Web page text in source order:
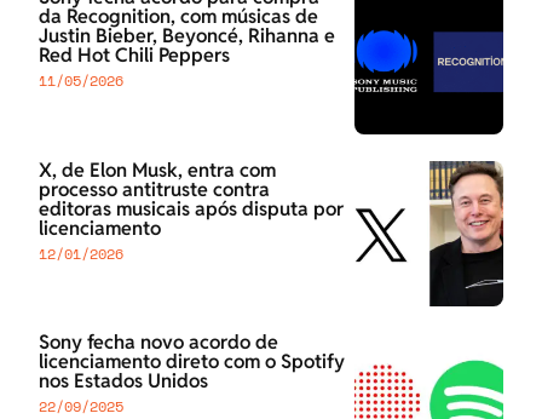
da Recognition, com músicas de
Justin Bieber, Beyoncé, Rihanna e
Red Hot Chili Peppers
11/05/2026
X, de Elon Musk, entra com
processo antitruste contra
editoras musicais após disputa por
licenciamento
12/01/2026
Sony fecha novo acordo de
licenciamento direto com o Spotify
nos Estados Unidos
22/09/2025